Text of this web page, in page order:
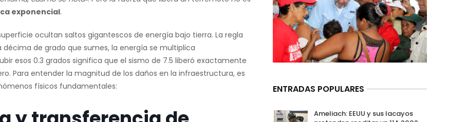
exponencial.
ocultan saltos gigantescos de energía bajo tierra. La regla
de grado que sumes, la energía se multiplica
esos 0.3 grados significa que el sismo de 7.5 liberó exactamente
Para entender la magnitud de los daños en la infraestructura, es
físicos fundamentales:
ENTRADAS POPULARES
Ameliach: EEUU y sus lacayos